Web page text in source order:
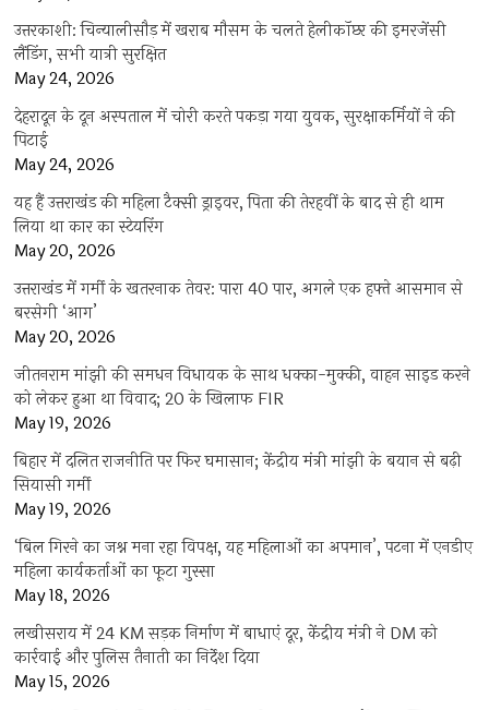
उत्तरकाशी: चिन्यालीसौड़ में खराब मौसम के चलते हेलीकॉप्टर की इमरजेंसी
लैंडिंग, सभी यात्री सुरक्षित
May 24, 2026
देहरादून के दून अस्पताल में चोरी करते पकड़ा गया युवक, सुरक्षाकर्मियों ने की
पिटाई
May 24, 2026
यह हैं उत्तराखंड की महिला टैक्सी ड्राइवर, पिता की तेरहवीं के बाद से ही थाम
लिया था कार का स्टेयरिंग
May 20, 2026
उत्तराखंड में गर्मी के खतरनाक तेवर: पारा 40 पार, अगले एक हफ्ते आसमान से
बरसेगी ‘आग’
May 20, 2026
जीतनराम मांझी की समधन विधायक के साथ धक्का-मुक्की, वाहन साइड करने
को लेकर हुआ था विवाद; 20 के खिलाफ FIR
May 19, 2026
बिहार में दलित राजनीति पर फिर घमासान; केंद्रीय मंत्री मांझी के बयान से बढ़ी
सियासी गर्मी
May 19, 2026
‘बिल गिरने का जश्न मना रहा विपक्ष, यह महिलाओं का अपमान’, पटना में एनडीए
महिला कार्यकर्ताओं का फूटा गुस्सा
May 18, 2026
लखीसराय में 24 KM सड़क निर्माण में बाधाएं दूर, केंद्रीय मंत्री ने DM को
कार्रवाई और पुलिस तैनाती का निर्देश दिया
May 15, 2026